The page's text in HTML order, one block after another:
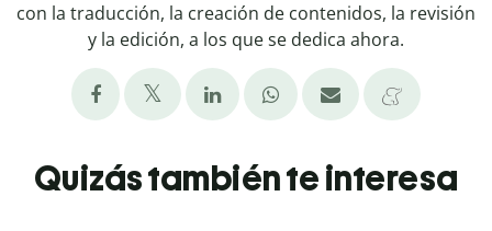
con la traducción, la creación de contenidos, la revisión
y la edición, a los que se dedica ahora.
Quizás también te interesa